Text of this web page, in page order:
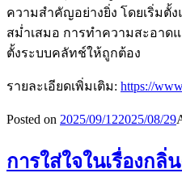
ความสำคัญอย่างยิ่ง โดยเริ่มตั้
สม่ำเสมอ การทำความสะอาด
ตั้งระบบคลัทช์ให้ถูกต้อง
รายละเอียดเพิ่มเติม: https://
Posted on 2025/09/122025/08/29
การใส่ใจในเรื่องกลิ่